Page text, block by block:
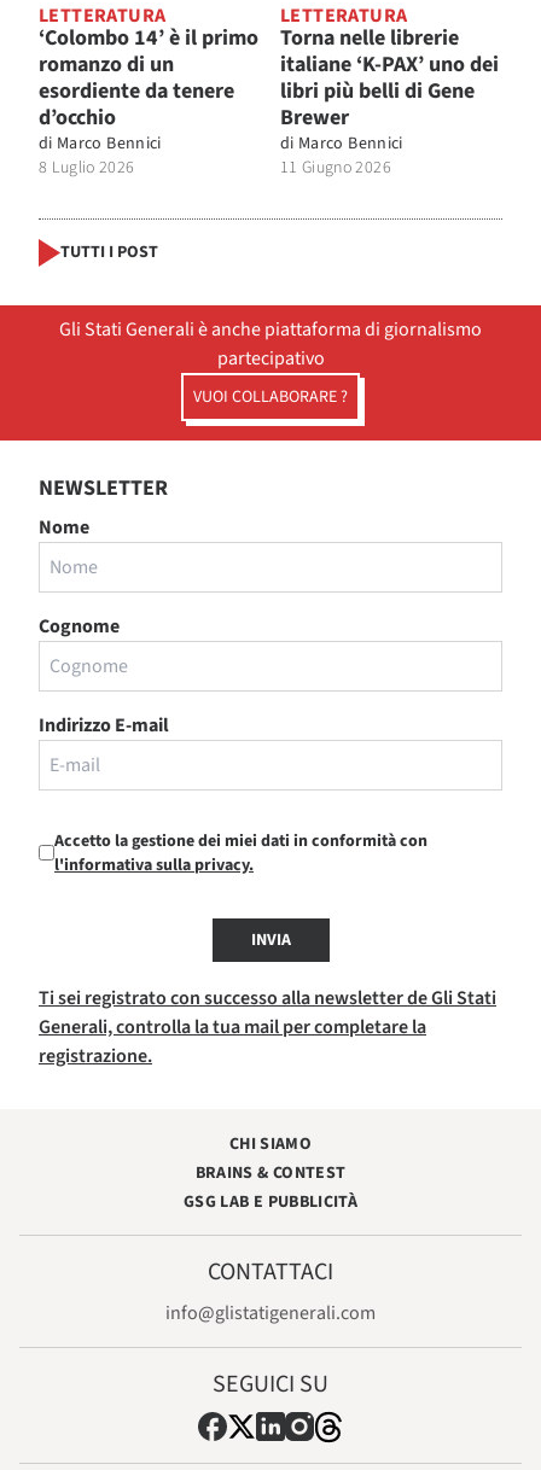
LETTERATURA
‘Colombo 14’ è il primo
romanzo di un
esordiente da tenere
d’occhio
di Marco Bennici
8 Luglio 2026
LETTERATURA
Torna nelle librerie
italiane ‘K-PAX’ uno dei
libri più belli di Gene
Brewer
di Marco Bennici
11 Giugno 2026
TUTTI I POST
Gli Stati Generali è anche piattaforma di giornalismo
partecipativo
VUOI COLLABORARE ?
NEWSLETTER
Nome
Cognome
Indirizzo E-mail
Accetto la gestione dei miei dati in conformità con
l'informativa sulla privacy.
INVIA
Ti sei registrato con successo alla newsletter de Gli Stati
Generali, controlla la tua mail per completare la
registrazione.
CHI SIAMO
BRAINS & CONTEST
GSG LAB E PUBBLICITÀ
CONTATTACI
info@glistatigenerali.com
SEGUICI SU